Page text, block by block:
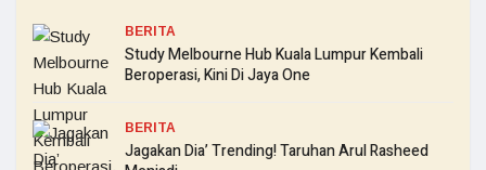
BERITA
Study Melbourne Hub Kuala Lumpur Kembali
Beroperasi, Kini Di Jaya One
BERITA
Jagakan Dia’ Trending! Taruhan Arul Rasheed